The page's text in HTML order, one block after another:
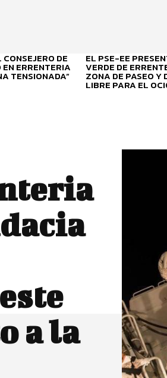
DE
ERRENTERIA
TENSIONADA”
EL PSE-EE
VERDE DE
ZONA DE PASEO Y
LIBRE PARA EL
a la